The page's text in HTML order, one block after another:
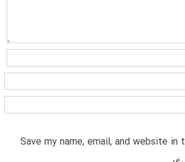
Save my name, email, and website in